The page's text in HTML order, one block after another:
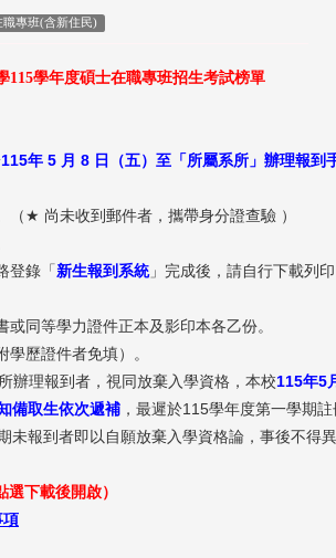
職專班(含新住民)
115學年度碩士在職專班招生考試榜單
115年 5 月 8 日（五）至「所屬系所」辦理報到
（ ★ 尚未收到郵件者，攜帶身分證查驗 ）
登錄「新生報到系統」完成後，請自行下載列
或同等學力證件正本及影印本各乙份。
學歷證件者免填）
。
辦理報到者，視同放棄入學資格， 本校115年5
備取生依次遞補，最遲於115學年度第一學期
未報到者即以自願放棄入學資格論，事後不得
下載後開啟）
項